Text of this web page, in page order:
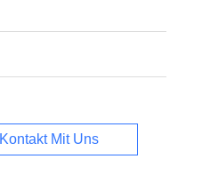
Kontakt Mit Uns